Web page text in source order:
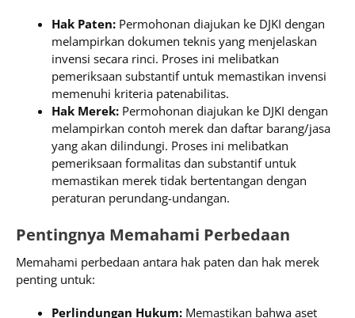
Hak Paten: Permohonan diajukan ke DJKI dengan
melampirkan dokumen teknis yang menjelaskan
invensi secara rinci. Proses ini melibatkan
pemeriksaan substantif untuk memastikan invensi
memenuhi kriteria patenabilitas.
Hak Merek: Permohonan diajukan ke DJKI dengan
melampirkan contoh merek dan daftar barang/jasa
yang akan dilindungi. Proses ini melibatkan
pemeriksaan formalitas dan substantif untuk
memastikan merek tidak bertentangan dengan
peraturan perundang-undangan.
Pentingnya Memahami Perbedaan
Memahami perbedaan antara hak paten dan hak merek
penting untuk:
Perlindungan Hukum: Memastikan bahwa aset